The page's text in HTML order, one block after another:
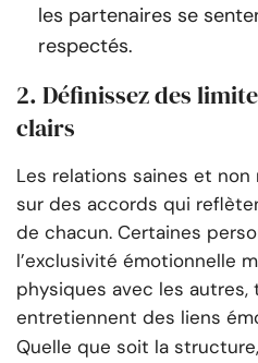
les partenaires se
respectés.
2. Définissez des
clairs
Les relations saines et
sur des accords qui
de chacun. Certaines
l’exclusivité émotionnelle
physiques avec les autres,
entretiennent des liens
Quelle que soit la structure,